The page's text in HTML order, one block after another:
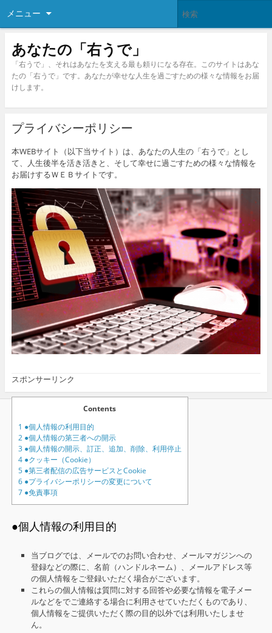
メニュー
あなたの「右うで」
「右うで」、それはあなたを支える最も頼りになる存在。このサイトはあな
たの「右うで」です。あなたが幸せな人生を過ごすための様々な情報をお届
けします。
プライバシーポリシー
本WEBサイト（以下当サイト）は、あなたの人生の「右うで」とし
て、人生後半を活き活きと、そして幸せに過ごすための様々な情報を
お届けするＷＥＢサイトです。
スポンサーリンク
Contents
1 ●個人情報の利用目的
2●個人情報の第三者への開示
3 ●個人情報の開示、訂正、追加、削除、利用停止
4●クッキー（Cookie）
5●第三者配信の広告サービスとCookie
6●プライバシーポリシーの変更について
7●免責事項
●個人情報の利用目的
当ブログでは、メールでのお問い合わせ、メールマガジンへの
登録などの際に、名前（ハンドルネーム）、メールアドレス等
の個人情報をご登録いただく場合がございます。
これらの個人情報は質問に対する回答や必要な情報を電子メー
ルなどをでご連絡する場合に利用させていただくものであり、
個人情報をご提供いただく際の目的以外では利用いたしませ
ん。